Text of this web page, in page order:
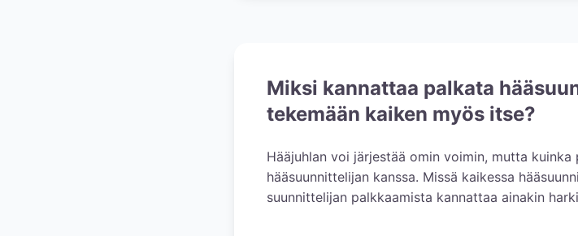
Miksi kannattaa palkata
tekemään kaiken myös itse?
Hääjuhlan voi järjestää omin voimin, mutta
hääsuunnittelijan kanssa. Missä kaikessa
suunnittelijan palkkaamista kannattaa ainakin